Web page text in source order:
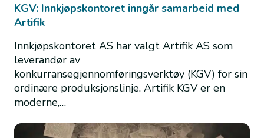
KGV: Innkjøpskontoret inngår samarbeid med
Artifik
Innkjøpskontoret AS har valgt Artifik AS som
leverandør av
konkurransegjennomføringsverktøy (KGV) for sin
ordinære produksjonslinje. Artifik KGV er en
moderne,…